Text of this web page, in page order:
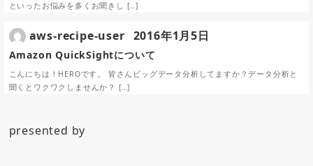
といったお悩みを多くお聞きし […]
Amazon QuickSightについて
こんにちは！HEROです。 皆さんビッグデータ分析してますか？データ分析と
聞くとワクワクしませんか？ […]
aws-recipe-user 2016年1月5日
presented by